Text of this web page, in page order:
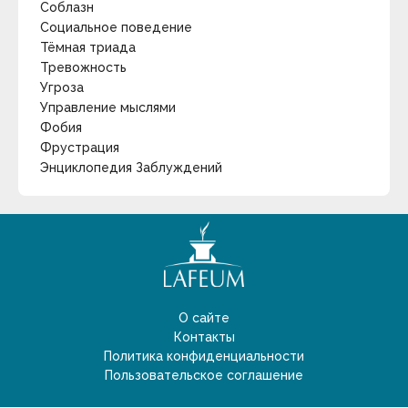
Соблазн
Социальное поведение
Тёмная триада
Тревожность
Угроза
Управление мыслями
Фобия
Фрустрация
Энциклопедия Заблуждений
Гипотеза квантового сознания | Мозг квантовый
компьютер.
Фотография дня
Иногда у человека наступает период Болдинской
Осени. Период затворничества. Когда хочет
О сайте
Контакты
Политика конфиденциальности
Пользовательское соглашение